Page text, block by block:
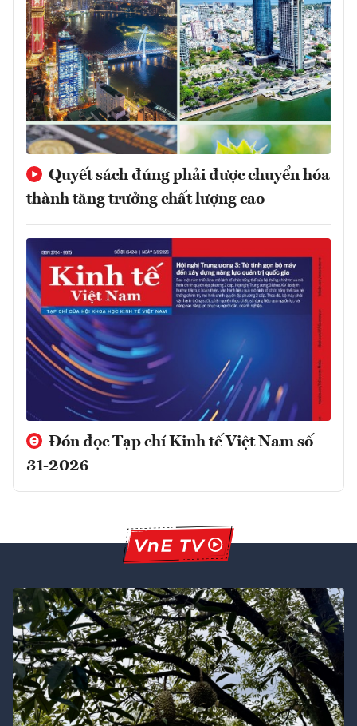
Quyết sách đúng phải được chuyển hóa
thành tăng trưởng chất lượng cao
Đón đọc Tạp chí Kinh tế Việt Nam số
31-2026